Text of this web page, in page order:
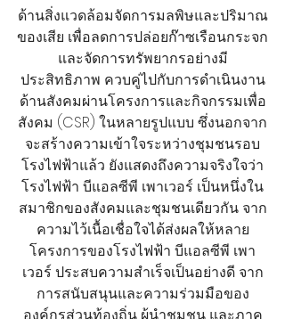
ด้านสิ่งแวดล้อมจัดการมลพิษและปริมาณ
ของเสีย เพื่อลดการปล่อยก๊าซเรือนกระจก
และจัดการทรัพยากรอย่างมี
ประสิทธิภาพ ควบคู่ไปกับการดำเนินงาน
ด้านสังคมผ่านโครงการและกิจกรรมเพื่อ
สังคม (CSR) ในหลายรูปแบบ ซึ่งนอกจาก
จะสร้างความเข้าใจระหว่างชุมชนรอบ
โรงไฟฟ้าแล้ว ยังแสดงถึงความจริงใจว่า
โรงไฟฟ้า บีแอลซีพี เพาเวอร์ เป็นหนึ่งใน
สมาชิกของสังคมและชุมชนเดียวกัน จาก
ความไว้เนื้อเชื่อใจได้ส่งผลให้หลาย
โครงการของโรงไฟฟ้า บีแอลซีพี เพา
เวอร์ ประสบความสำเร็จเป็นอย่างดี จาก
การสนับสนุนและความร่วมมือของ